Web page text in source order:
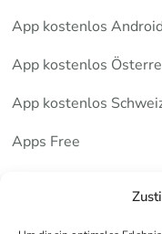
App kostenlos Android
App kostenlos
App kostenlos
Apps Free